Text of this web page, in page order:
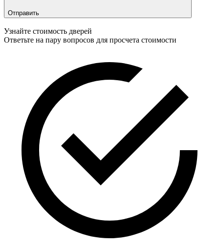
Отправить
Узнайте стоимость дверей
Ответьте на пару вопросов для просчета стоимости